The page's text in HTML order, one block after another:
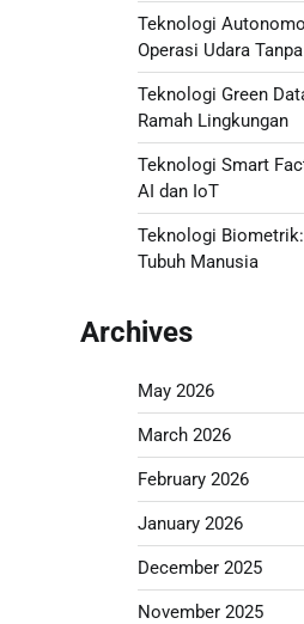
Teknologi
Operasi Udara
Teknologi Green
Ramah Lingkungan
Teknologi Smart
AI dan IoT
Teknologi
Tubuh Manusia
Archives
May 2026
March 2026
February 2026
January 2026
December 2025
November 2025